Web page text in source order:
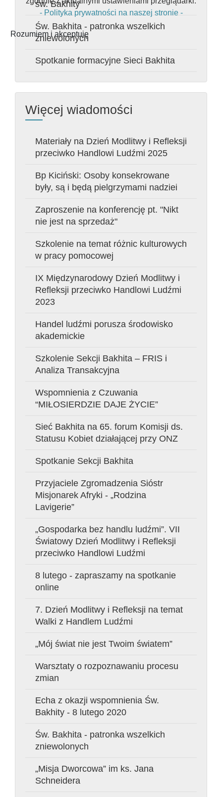
św. Bakhity
Św. Bakhita - patronka wszelkich
zniewolonych
Spotkanie formacyjne Sieci Bakhita
Więcej wiadomości
Materiały na Dzień Modlitwy i Refleksji
przeciwko Handlowi Ludźmi 2025
Bp Kiciński: Osoby konsekrowane
były, są i będą pielgrzymami nadziei
Zaproszenie na konferencję pt. "Nikt
nie jest na sprzedaż"
Szkolenie na temat różnic kulturowych
w pracy pomocowej
IX Międzynarodowy Dzień Modlitwy i
Refleksji przeciwko Handlowi Ludźmi
2023
Handel ludźmi porusza środowisko
akademickie
Szkolenie Sekcji Bakhita – FRIS i
Analiza Transakcyjna
Wspomnienia z Czuwania
“MIŁOSIERDZIE DAJE ŻYCIE”
Sieć Bakhita na 65. forum Komisji ds.
Statusu Kobiet działającej przy ONZ
Spotkanie Sekcji Bakhita
Przyjaciele Zgromadzenia Sióstr
Misjonarek Afryki - „Rodzina
Lavigerie”
„Gospodarka bez handlu ludźmi”. VII
Światowy Dzień Modlitwy i Refleksji
przeciwko Handlowi Ludźmi
8 lutego - zapraszamy na spotkanie
online
7. Dzień Modlitwy i Refleksji na temat
Walki z Handlem Ludźmi
„Mój świat nie jest Twoim światem”
Warsztaty o rozpoznawaniu procesu
zmian
Echa z okazji wspomnienia Św.
Bakhity - 8 lutego 2020
Św. Bakhita - patronka wszelkich
zniewolonych
„Misja Dworcowa” im ks. Jana
Schneidera
- Polityka prywatności na naszej stronie -
Rozumiem i akceptuję